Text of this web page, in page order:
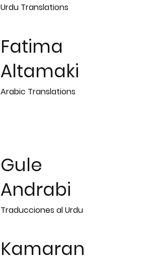
Urdu Translations
Fatima
Altamaki
Arabic Translations
Gule
Andrabi
Traducciones al Urdu
Kamaran